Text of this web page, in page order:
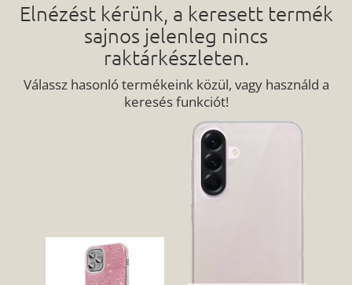
Elnézést kérünk, a keresett termék
sajnos jelenleg nincs
raktárkészleten.
Válassz hasonló termékeink közül, vagy használd a
keresés funkciót!